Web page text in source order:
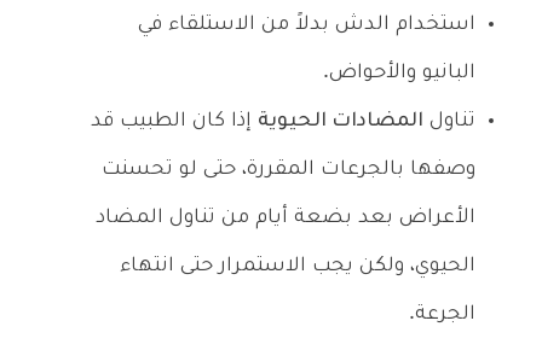
استخدام الدش بدلاً من الاستلقاء في
البانيو والأحواض.
تناول المضادات الحيوية إذا كان الطبيب قد
وصفها بالجرعات المقررة، حتى لو تحسنت
الأعراض بعد بضعة أيام من تناول المضاد
الحيوي، ولكن يجب الاستمرار حتى انتهاء
الجرعة.